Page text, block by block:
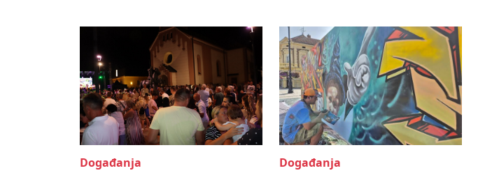
Događanja Događanja